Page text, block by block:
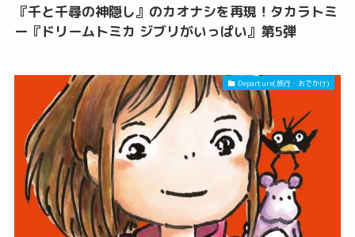
『千と千尋の神隠し』のカオナシを再現！タカラトミ
ー『ドリームトミカ ジブリがいっぱい』第5弾
Departure(旅行・おでかけ)